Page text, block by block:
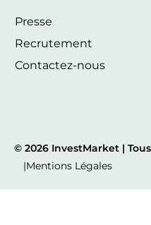
Presse
Recrutement
Contactez-nous
© 2026 InvestMarket |
|Mentions Légales